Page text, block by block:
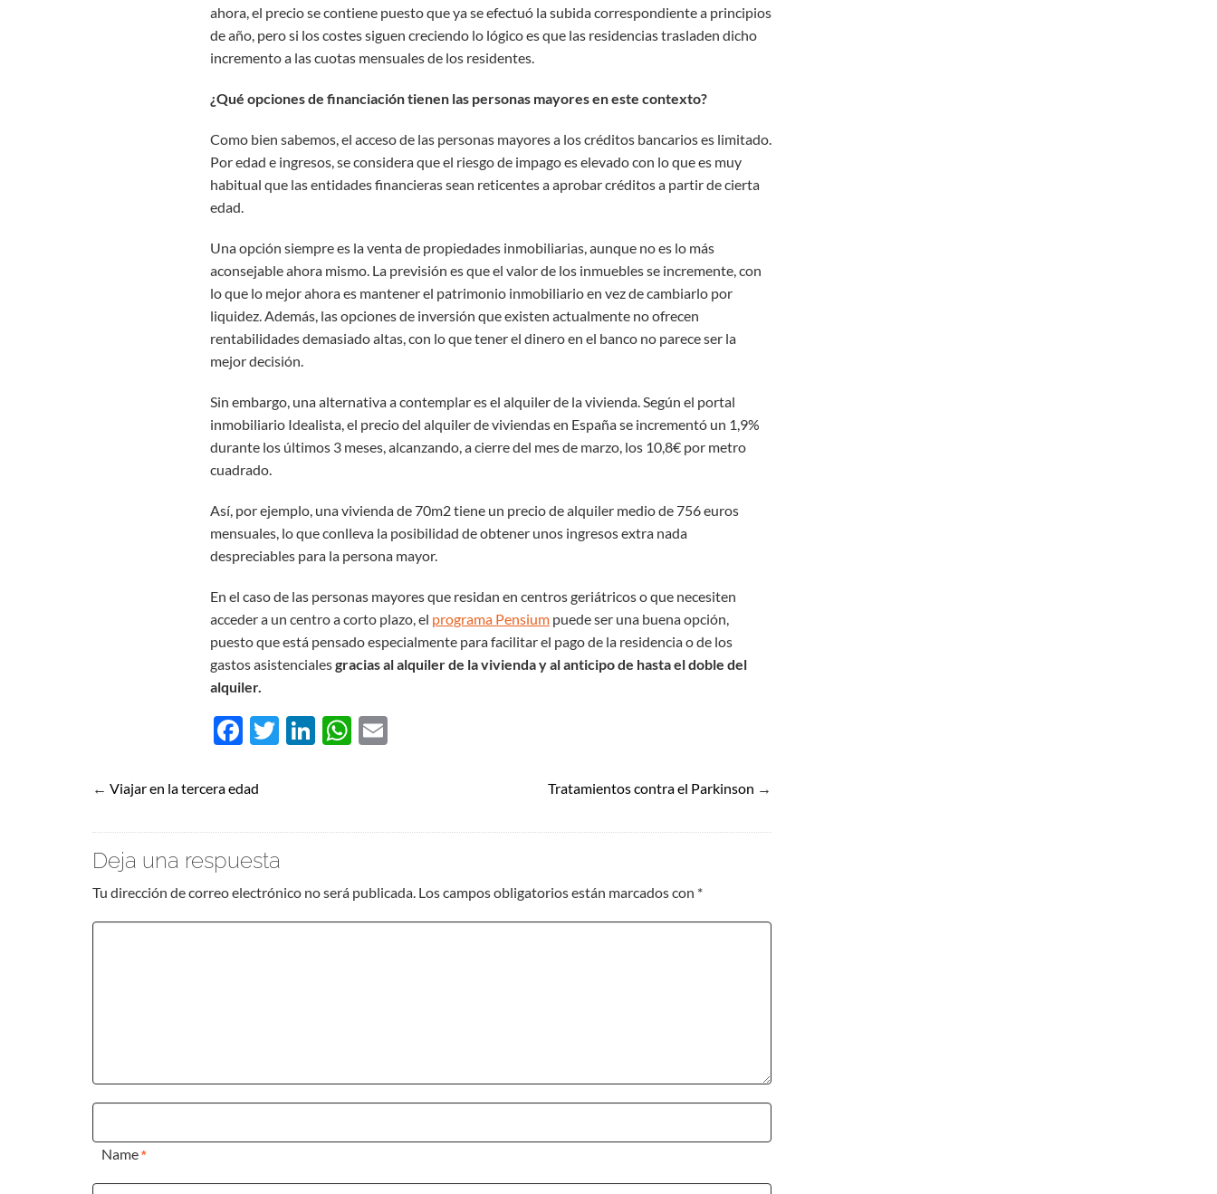
ahora, el precio se contiene puesto que ya se efectuó la subida correspondiente a principios
de año, pero si los costes siguen creciendo lo lógico es que las residencias trasladen dicho
incremento a las cuotas mensuales de los residentes.
¿Qué opciones de financiación tienen las personas mayores en este contexto?
Como bien sabemos, el acceso de las personas mayores a los créditos bancarios es limitado.
Por edad e ingresos, se considera que el riesgo de impago es elevado con lo que es muy
habitual que las entidades financieras sean reticentes a aprobar créditos a partir de cierta
edad.
Una opción siempre es la venta de propiedades inmobiliarias, aunque no es lo más
aconsejable ahora mismo. La previsión es que el valor de los inmuebles se incremente, con
lo que lo mejor ahora es mantener el patrimonio inmobiliario en vez de cambiarlo por
liquidez. Además, las opciones de inversión que existen actualmente no ofrecen
rentabilidades demasiado altas, con lo que tener el dinero en el banco no parece ser la
mejor decisión.
Sin embargo, una alternativa a contemplar es el alquiler de la vivienda. Según el portal
inmobiliario Idealista, el precio del alquiler de viviendas en España se incrementó un 1,9%
durante los últimos 3 meses, alcanzando, a cierre del mes de marzo, los 10,8€ por metro
cuadrado.
Así, por ejemplo, una vivienda de 70m2 tiene un precio de alquiler medio de 756 euros
mensuales, lo que conlleva la posibilidad de obtener unos ingresos extra nada
despreciables para la persona mayor.
En el caso de las personas mayores que residan en centros geriátricos o que necesiten
acceder a un centro a corto plazo, el programa Pensium puede ser una buena opción,
puesto que está pensado especialmente para facilitar el pago de la residencia o de los
gastos asistencialesgracias al alquiler de la vivienda y al anticipo de hasta el doble del
alquiler.
Facebook
Twitter
LinkedIn
WhatsApp
Tratamientos contra el Parkinson →
← Viajar en la tercera edad
Deja una respuesta
Tu dirección de correo electrónico no será publicada. Los campos obligatorios están marcados con *
Name*